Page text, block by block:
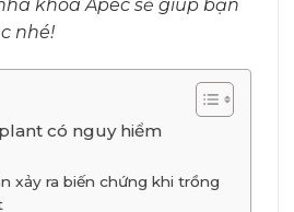
khoa Apec sẽ giúp bạn
nhé!
có nguy hiểm
xảy ra biến chứng khi trồng